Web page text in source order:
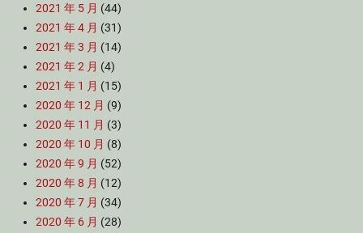
2021 年 5 月 (44)
2021 年 4 月 (31)
2021 年 3 月 (14)
2021 年 2 月 (4)
2021 年 1 月 (15)
2020 年 12 月 (9)
2020 年 11 月 (3)
2020 年 10 月 (8)
2020 年 9 月 (52)
2020 年 8 月 (12)
2020 年 7 月 (34)
2020 年 6 月 (28)